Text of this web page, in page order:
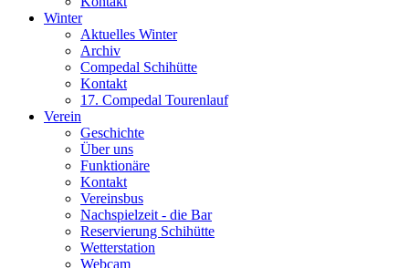
Winter
Aktuelles Winter
Archiv
Compedal Schihütte
Kontakt
17. Compedal Tourenlauf
Verein
Geschichte
Über uns
Funktionäre
Kontakt
Vereinsbus
Nachspielzeit - die Bar
Reservierung Schihütte
Wetterstation
Webcam